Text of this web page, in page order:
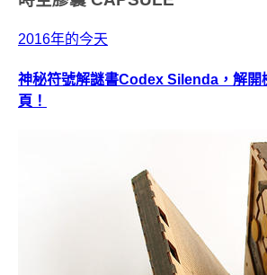
2016年的今天
神秘符號解謎書Codex Silenda，解開
頁！